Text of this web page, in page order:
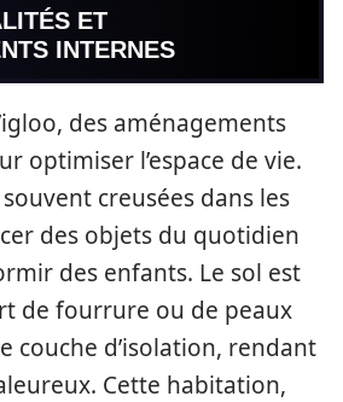
ET
INTERNES
des aménagements
optimiser l’espace de vie.
creusées dans les
des objets du quotidien
des enfants. Le sol est
de fourrure ou de peaux
couche d’isolation, rendant
Cette habitation,